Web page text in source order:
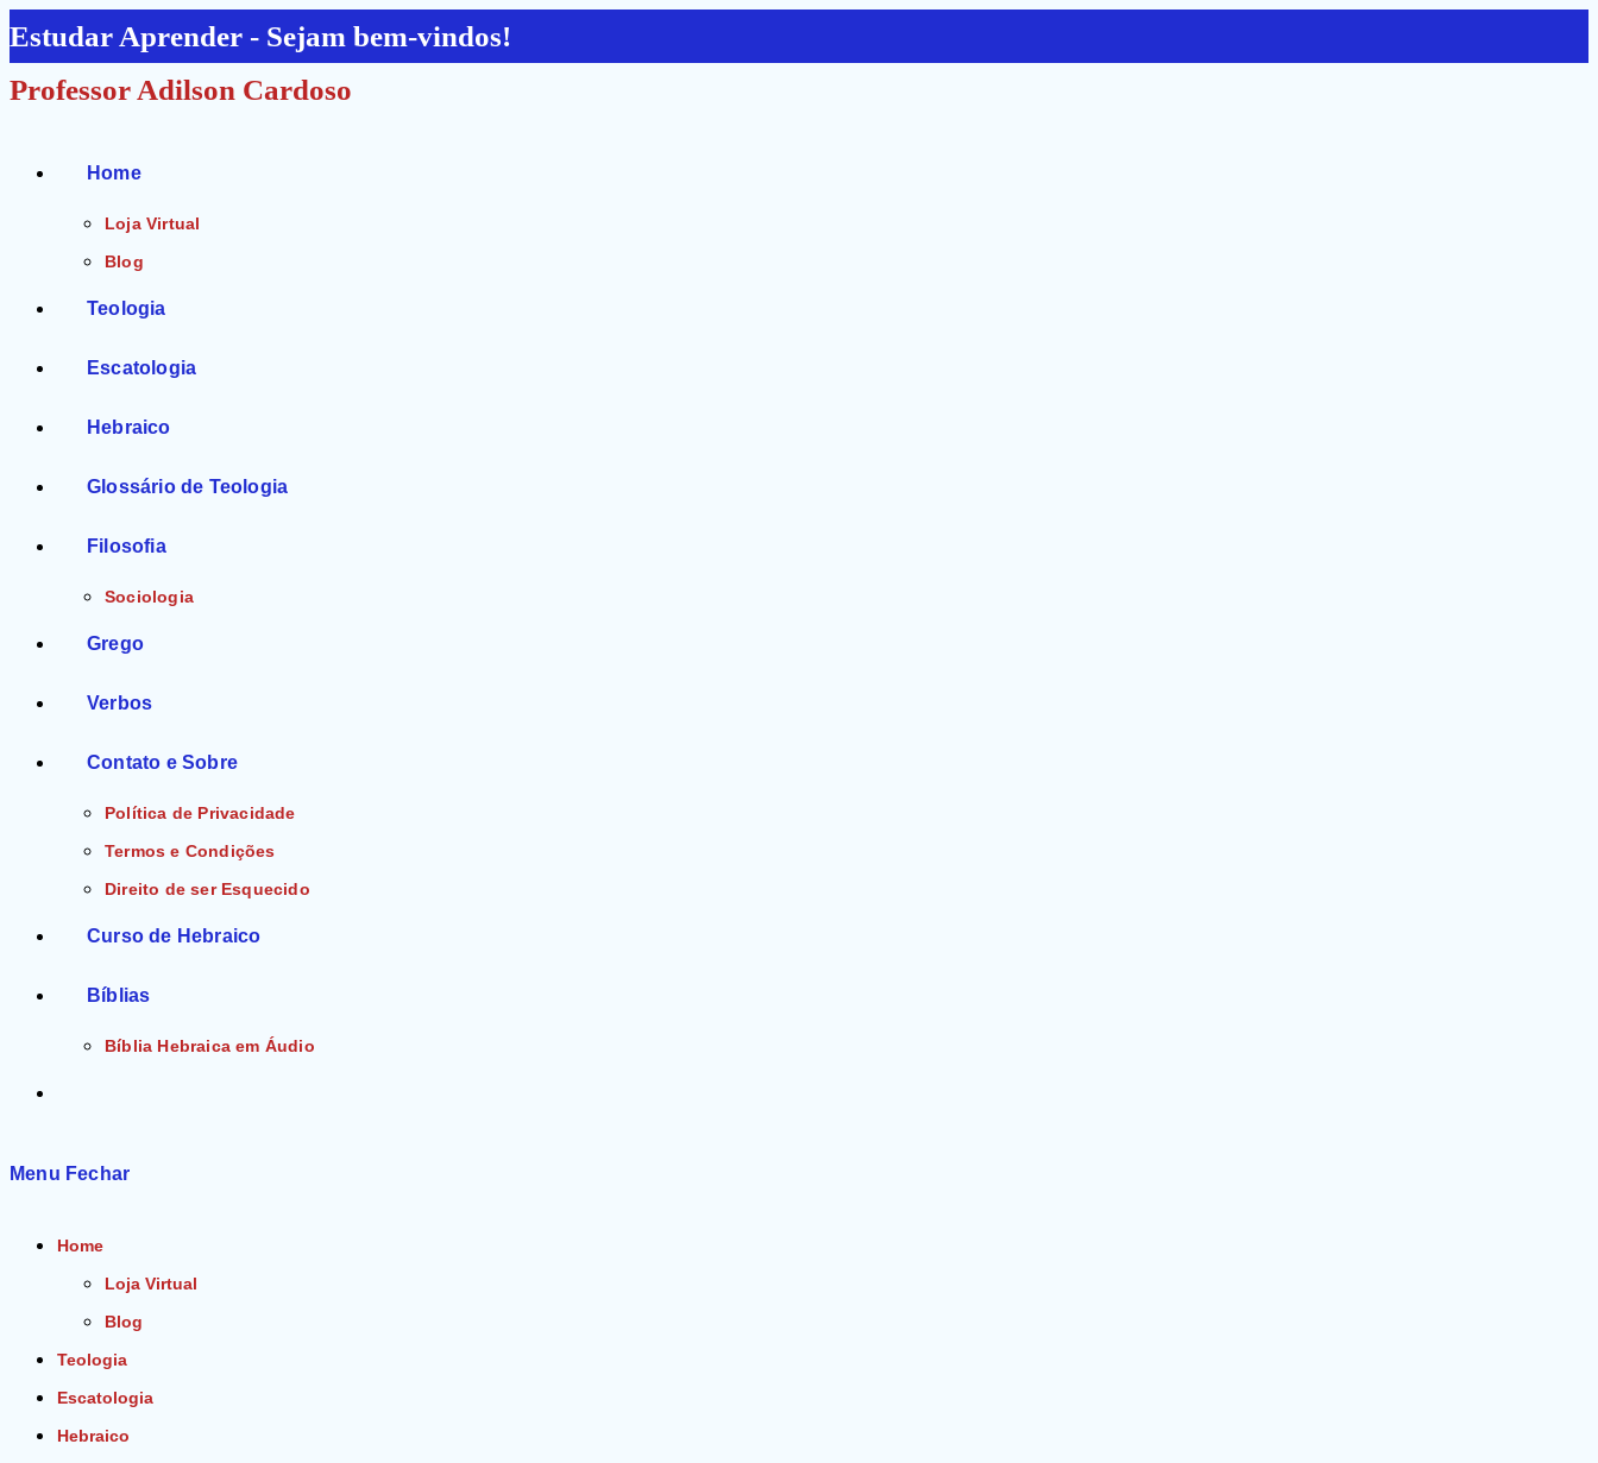
Ir
para
o
Estudar Aprender - Sejam bem-vindos!
Professor Adilson Cardoso
Home
Loja Virtual
Blog
Teologia
Escatologia
Hebraico
Glossário de Teologia
Filosofia
Sociologia
Grego
Verbos
Contato e Sobre
Política de Privacidade
Termos e Condições
Direito de ser Esquecido
Curso de Hebraico
Bíblias
Bíblia Hebraica em Áudio
Menu Fechar
Home
Loja Virtual
Blog
Teologia
Escatologia
Hebraico